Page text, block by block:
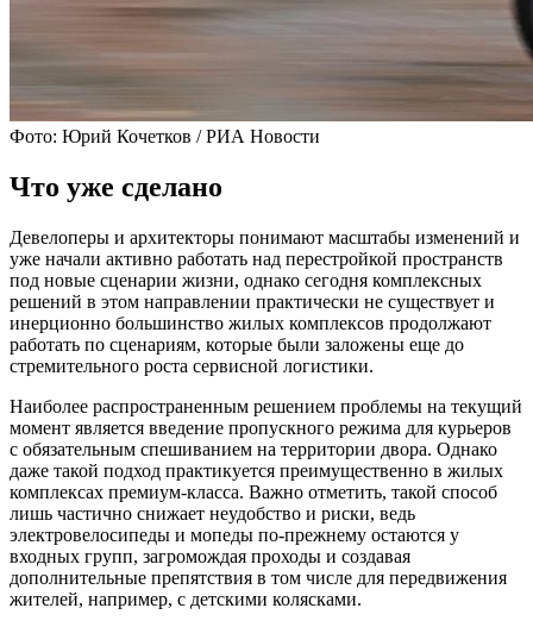
Фото: Юрий Кочетков / РИА Новости
Что уже сделано
Девелоперы и архитекторы понимают масштабы изменений и
уже начали активно работать над перестройкой пространств
под новые сценарии жизни, однако сегодня комплексных
решений в этом направлении практически не существует и
инерционно большинство жилых комплексов продолжают
работать по сценариям, которые были заложены еще до
стремительного роста сервисной логистики.
Наиболее распространенным решением проблемы на текущий
момент является введение пропускного режима для курьеров
с обязательным спешиванием на территории двора. Однако
даже такой подход практикуется преимущественно в жилых
комплексах премиум-класса. Важно отметить, такой способ
лишь частично снижает неудобство и риски, ведь
электровелосипеды и мопеды по-прежнему остаются у
входных групп, загромождая проходы и создавая
дополнительные препятствия в том числе для передвижения
жителей, например, с детскими колясками.